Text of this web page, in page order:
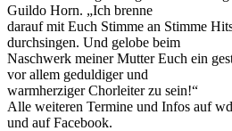
Guildo Horn. „Ich brenne
darauf mit Euch Stimme an Stimme
durchsingen. Und gelobe beim
Naschwerk meiner Mutter Euch ein
vor allem geduldiger und
warmherziger Chorleiter zu sein!“
Alle weiteren Termine und Infos auf
und auf Facebook.